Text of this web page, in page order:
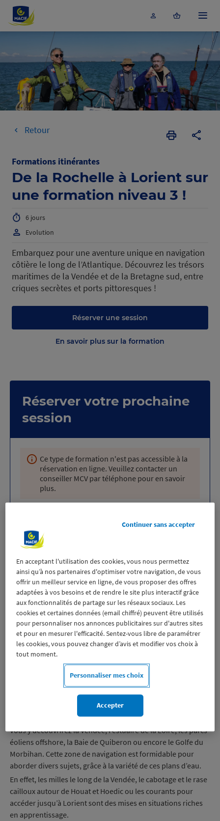
Accéder au contenu principal
Menu
Retour
ImprimerCopier
De la Rochelle à Lorient sur
une formation niveau 3 !
Formations itinérantes
6 jours
Evolution
Embarquez pour une aventure unique en navigation
côtière le long de l’Atlantique. Découvrez les trésors
maritimes de la Vendée et de la Bretagne sud, entre
criques secrètes et ports pittoresques !
Réserver une session
En savoir plus sur la formation
Réserver votre prochaine
session
Ce type de formation n'est pas accessible à la
réservation en ligne. Veuillez contacter un
conseiller MCV par téléphone pour en savoir
plus.
14,50€+5€de frais de gestion de licence, l’adhésion MCV35€
l’assurance annulation (facultative)10€.
Eligibilité de la formation
Si vous disposez du niveau 2 – Perfectionnement, cette
formation vous permettra d’obtenir le niveau Evolution.
Votre formation voile en bref
Et si on vous embarquait le long de la côte atlantique entre
La Rochelle et la rade mythique de Lorient ?
Vous y découvrirez la Vendée, l’estuaire de la Loire, les parcs
éoliens offshore, la Baie de Quiberon ou encore le Golfe du
Morbihan. Cette zone de navigation est formidable pour
aborder divers sujets, grâce à la variété de ces plans d’eau.
En effet, les milles le long de la Vendée, le cabotage et le rase
cailloux autour de Houat et Hoedic ou les courants pour
accéder jusqu’à Lorient sont des mises en situations riches
en apprentissage.
En acceptant l'utilisation des cookies, vous nous permettez
ainsi qu’à nos partenaires d'optimiser votre navigation, de vous
offrir un meilleur service en ligne, de vous proposer des offres
adaptées à vos besoins et de rendre le site plus interactif grâce
aux fonctionnalités de partage sur les réseaux sociaux. Les
cookies et certaines données (email chiffré) peuvent être utilisés
pour personnaliser nos annonces publicitaires sur d'autres sites
et pour en mesurer l'efficacité. Sentez-vous libre de paramétrer
les cookies, vous pouvez changer d’avis et modifier vos choix à
tout moment.
Personnaliser mes choix
Continuer sans accepter
Accepter